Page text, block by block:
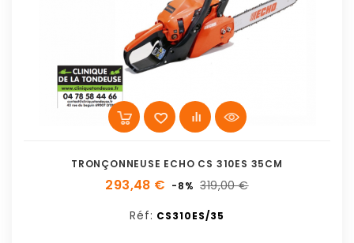
TRONÇONNEUSE ECHO CS 310ES 35CM
293,48 € -8% 319,00 €
Réf: CS310ES/35